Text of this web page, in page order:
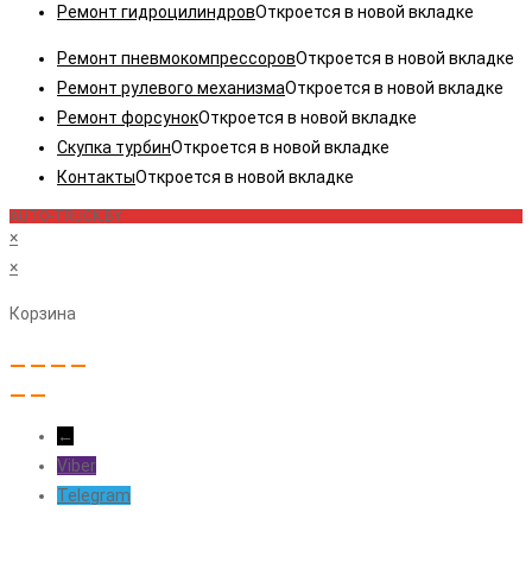
Ремонт гидроцилиндровОткроется в новой вкладке
Ремонт пневмокомпрессоровОткроется в новой вкладке
Ремонт рулевого механизмаОткроется в новой вкладке
Ремонт форсунокОткроется в новой вкладке
Скупка турбинОткроется в новой вкладке
КонтактыОткроется в новой вкладке
AUTO-TRUCK.BY
×
×
Корзина
←
Viber
Telegram